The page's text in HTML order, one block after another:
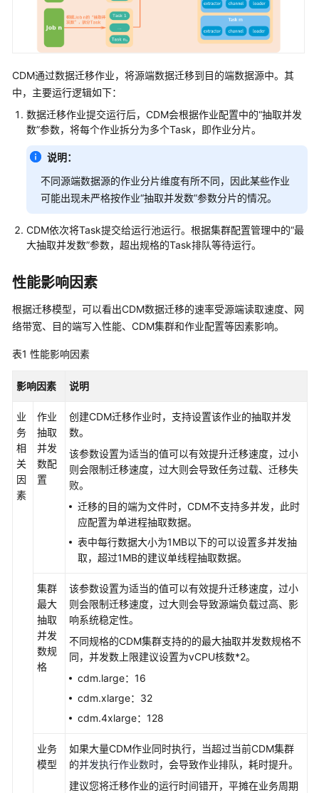
指
最
佳
实
践
能
白
皮
移
作
原
能
调
优
参
度
参
考：
CDM
性
据
CDM通过数据迁移作业，将源端数据迁移到目的端数据源中。其
中，主要运行逻辑如下：
数据迁移作业提交运行后，CDM会根据作业配置中的“抽取并发
数”参数，将每个作业拆分为多个Task，即作业分片。
说明：
不同源端数据源的作业分片维度有所不同，因此某些作业
可能出现未严格按作业“抽取并发数”参数分片的情况。
CDM依次将Task提交给运行池运行。根据集群配置管理中的“最
大抽取并发数”参数，超出规格的Task排队等待运行。
性能影响因素
根据迁移模型，可以看出CDM数据迁移的速率受源端读取速度、网
络带宽、目的端写入性能、CDM集群和作业配置等因素影响。
表1 性能影响因素
影响因素 说明
业
务
相
关
因
素
作业
抽取
并发
数配
置
创建CDM迁移作业时，支持设置该作业的抽取并发
数。
该参数设置为适当的值可以有效提升迁移速度，过小
则会限制迁移速度，过大则会导致任务过载、迁移失
败。
迁移的目的端为文件时，CDM不支持多并发，此时
应配置为单进程抽取数据。
表中每行数据大小为1MB以下的可以设置多并发抽
取，超过1MB的建议单线程抽取数据。
集群
最大
抽取
并发
数规
格
该参数设置为适当的值可以有效提升迁移速度，过小
则会限制迁移速度，过大则会导致源端负载过高、影
响系统稳定性。
不同规格的CDM集群支持的的最大抽取并发数规格不
同，并发数上限建议设置为vCPU核数*2。
cdm.large：16
cdm.xlarge：32
cdm.4xlarge：128
业务
模型
如果大量CDM作业同时执行，当超过当前CDM集群
的并发执行作业数时，会导致作业排队，耗时提升。
建议您将迁移作业的运行时间错开，平摊在业务周期